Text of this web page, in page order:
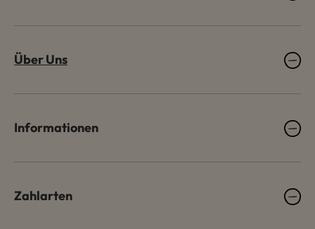
Über Uns
Informationen
Zahlarten